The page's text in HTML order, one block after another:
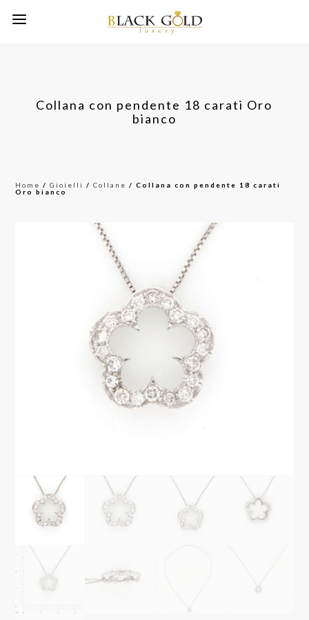
Collana con pendente 18 carati Oro
bianco
Home /Gioielli /Collane / Collana con pendente 18 carati
Oro bianco